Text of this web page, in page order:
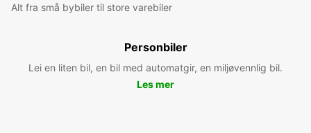
Alt fra små bybiler til store varebiler
Personbiler
Lei en liten bil, en bil med automatgir, en miljøvennlig bil.
Les mer